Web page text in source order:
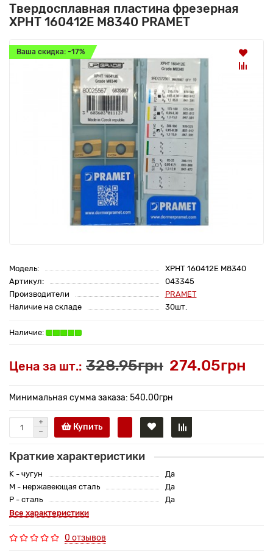
Твердосплавная пластина фрезерная
XPHT 160412E M8340 PRAMET
Ваша скидка: -17%
Модель:
XPHT 160412E M8340
Артикул:
043345
Производители
PRAMET
Наличие на складе
30шт.
Цена за шт.: 328.95грн 274.05грн
Минимальная сумма заказа: 540.00грн
Купить
Краткие характеристики
K - чугун
Да
M - нержавеющая сталь
Да
P - сталь
Да
Все характеристики
0 отзывов